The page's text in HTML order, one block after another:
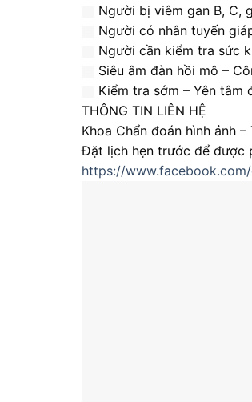
Người bị viêm gan B, C,
Người có nhân tuyến
Người cần kiểm tra sức
Siêu âm đàn hồi mô –
Kiểm tra sớm – Yên tâm
THÔNG TIN LIÊN HỆ
Khoa Chẩn đoán hình ảnh
Đặt lịch hẹn trước để được
https://